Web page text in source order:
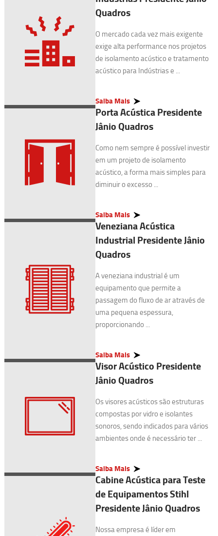
Quadros
O mercado cada vez mais exigente
exige alta performance nos projetos
de isolamento acústico e tratamento
acústico para Indústrias e ...
Saiba Mais
Porta Acústica Presidente
Jânio Quadros
Como nem sempre é possível investir
em um projeto de isolamento
acústico, a forma mais simples para
diminuir o excesso ...
Saiba Mais
Veneziana Acústica
Industrial Presidente Jânio
Quadros
A veneziana industrial é um
equipamento que permite a
passagem do fluxo de ar através de
uma pequena espessura,
proporcionando ...
Saiba Mais
Visor Acústico Presidente
Jânio Quadros
Os visores acústicos são estruturas
compostas por vidro e isolantes
sonoros, sendo indicados para vários
ambientes onde é necessário ter ...
Saiba Mais
Cabine Acústica para Teste
de Equipamentos Stihl
Presidente Jânio Quadros
Nossa empresa é líder em